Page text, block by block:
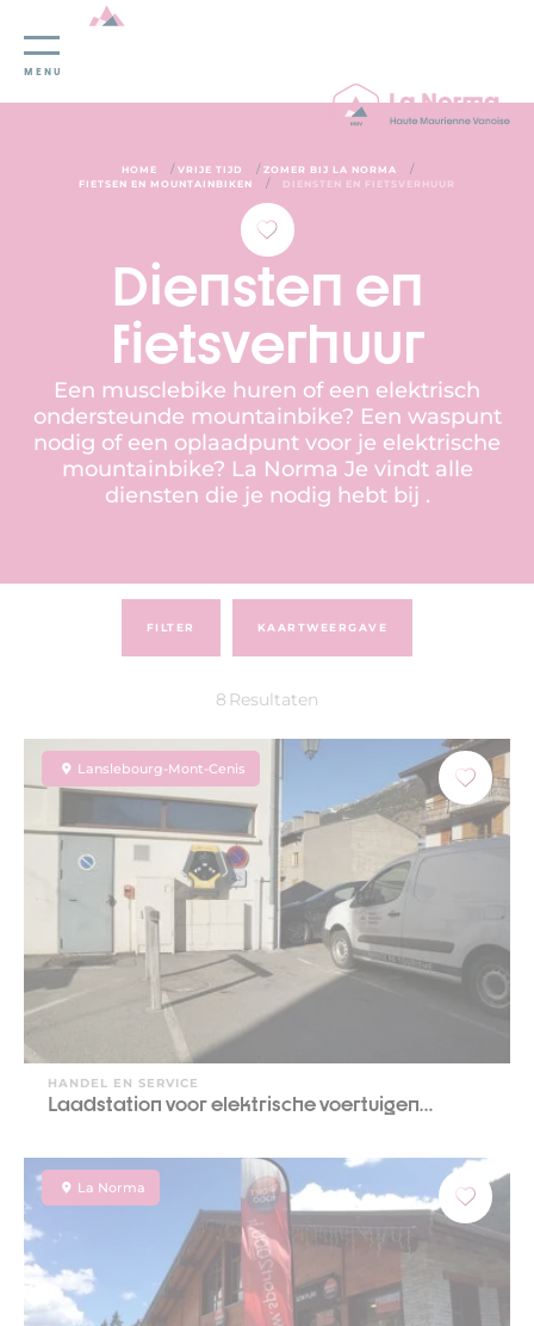
Cookies beheer paneel
MENU
HOME / VRIJE TIJD / ZOMER BIJ LA NORMA /
FIETSEN EN MOUNTAINBIKEN / DIENSTEN EN FIETSVERHUUR
Diensten en
fietsverhuur
Een musclebike huren of een elektrisch
ondersteunde mountainbike? Een waspunt
nodig of een oplaadpunt voor je elektrische
mountainbike? La Norma Je vindt alle
diensten die je nodig hebt bij .
FILTER
8 Resultaten
KAARTWEERGAVE
Lanslebourg-Mont-Cenis
HANDEL EN SERVICE
Laadstation voor elektrische voertuigen…
La Norma